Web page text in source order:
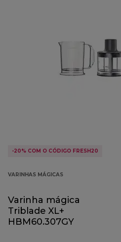
-20% COM O CÓDIGO FRESH20
VARINHAS MÁGICAS
Varinha mágica
Triblade XL+
HBM60.307GY